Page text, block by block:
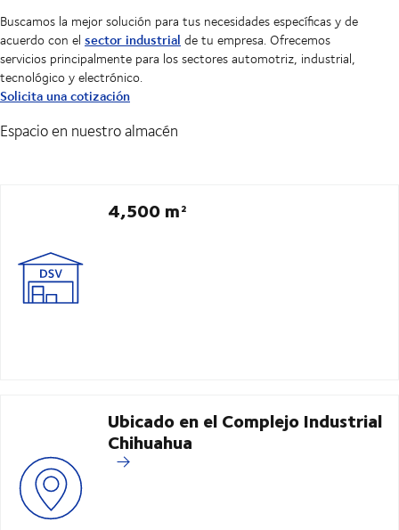
Buscamos la mejor solución para tus necesidades específicas y de
acuerdo con el sector industrial de tu empresa. Ofrecemos
servicios principalmente para los sectores automotriz, industrial,
tecnológico y electrónico.
Solicita una cotización
Espacio en nuestro almacén
4,500 m²
Ubicado en el Complejo Industrial
Chihuahua